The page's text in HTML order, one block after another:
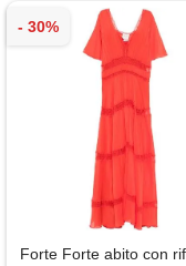
Forte Forte abito con